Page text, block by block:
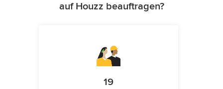
auf Houzz beauftragen?
19